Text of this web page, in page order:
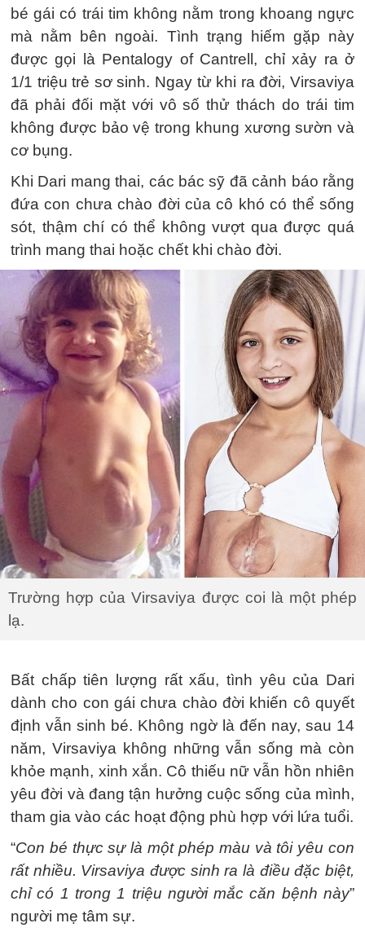
bé gái có trái tim không nằm trong khoang ngực
mà nằm bên ngoài. Tình trạng hiếm gặp này
được gọi là Pentalogy of Cantrell, chỉ xảy ra ở
1/1 triệu trẻ sơ sinh. Ngay từ khi ra đời, Virsaviya
đã phải đối mặt với vô số thử thách do trái tim
không được bảo vệ trong khung xương sườn và
cơ bụng.
Khi Dari mang thai, các bác sỹ đã cảnh báo rằng
đứa con chưa chào đời của cô khó có thể sống
sót, thậm chí có thể không vượt qua được quá
trình mang thai hoặc chết khi chào đời.
Trường hợp của Virsaviya được coi là một phép
lạ.
Bất chấp tiên lượng rất xấu, tình yêu của Dari
dành cho con gái chưa chào đời khiến cô quyết
định vẫn sinh bé. Không ngờ là đến nay, sau 14
năm, Virsaviya không những vẫn sống mà còn
khỏe mạnh, xinh xắn. Cô thiếu nữ vẫn hồn nhiên
yêu đời và đang tận hưởng cuộc sống của mình,
tham gia vào các hoạt động phù hợp với lứa tuổi.
“Con bé thực sự là một phép màu và tôi yêu con
rất nhiều. Virsaviya được sinh ra là điều đặc biệt,
chỉ có 1 trong 1 triệu người mắc căn bệnh này”
người mẹ tâm sự.